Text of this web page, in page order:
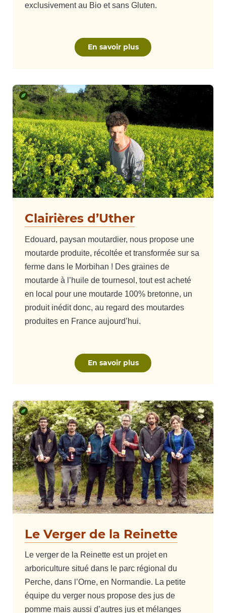
exclusivement au Bio et sans Gluten.
En savoir plus
Clairières d’Uther
Edouard, paysan moutardier, nous propose une
moutarde produite, récoltée et transformée sur sa
ferme dans le Morbihan ! Des graines de
moutarde à l’huile de tournesol, tout est acheté
en local pour une moutarde 100% bretonne, un
produit inédit donc, au regard des moutardes
produites en France aujourd’hui.
En savoir plus
Le Verger de la Reinette
Le verger de la Reinette est un projet en
arboriculture situé dans le parc régional du
Perche, dans l’Orne, en Normandie. La petite
équipe du verger nous propose des jus de
pomme mais aussi d’autres jus et mélanges